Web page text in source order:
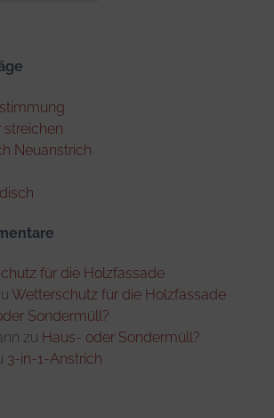
streichen
Neuanstrich
für die Holzfassade
Wetterschutz für die Holzfassade
Sondermüll?
zu Haus- oder Sondermüll?
3-in-1-Anstrich